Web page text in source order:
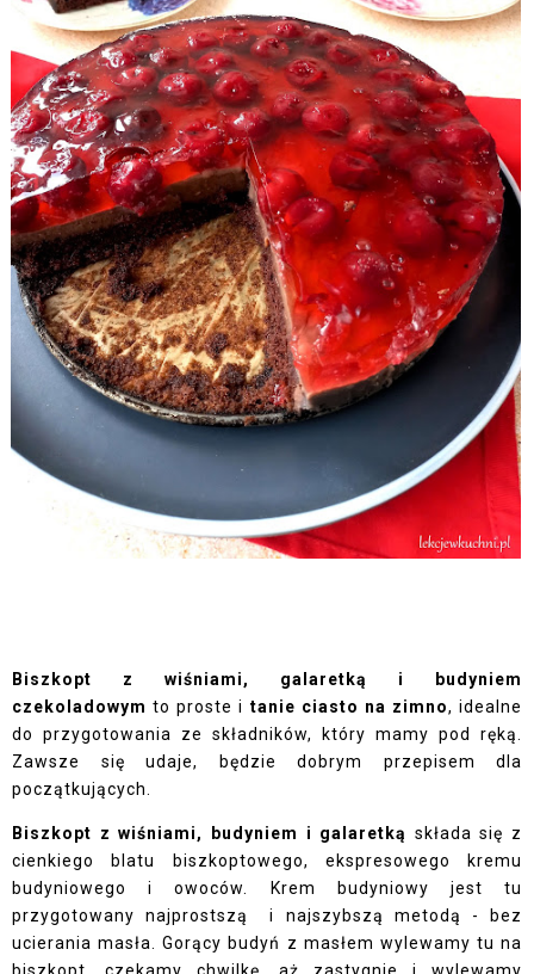
Biszkopt z wiśniami, galaretką i budyniem
czekoladowym to proste i tanie ciasto na zimno, idealne
do przygotowania ze składników, który mamy pod ręką.
Zawsze się udaje, będzie dobrym przepisem dla
początkujących.
Biszkopt z wiśniami, budyniem i galaretką składa się z
cienkiego blatu biszkoptowego, ekspresowego kremu
budyniowego i owoców. Krem budyniowy jest tu
przygotowany najprostszą i najszybszą metodą - bez
ucierania masła. Gorący budyń z masłem wylewamy tu na